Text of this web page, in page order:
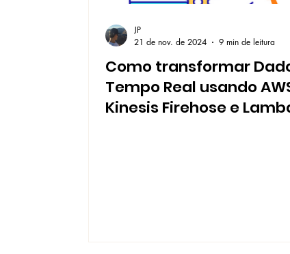
Como transformar
Tempo Real usando
Kinesis Firehose e
JP
21 de nov. de 2024
9 min de leitura